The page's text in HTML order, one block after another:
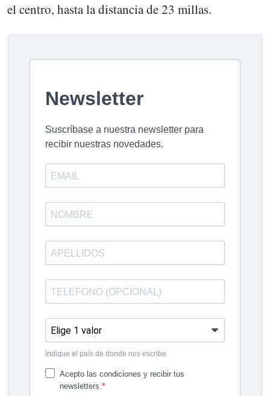
el centro, hasta la distancia de 23 millas.